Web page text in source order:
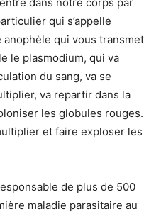
qui s’appelle
anophèle qui vous transmet
le plasmodium, qui va
du sang, va se
va repartir dans la
les globules rouges.
et faire exploser les
de plus de 500
maladie parasitaire au